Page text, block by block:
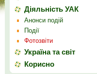
Діяльність УАК
Анонси подій
Події
Фотозвіти
Україна та світ
Корисно